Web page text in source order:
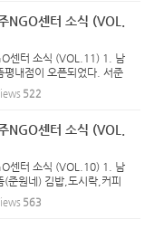
센터 소식 (VOL.
센터 소식 (VOL.11) 1. 남
내점이 오픈되었다. 서준
으뜸 1호점으로 평내점을
배달사업을 시작한다. 15
522
센터 소식 (VOL.
센터 소식 (VOL.10) 1. 남
준원네) 김밥,도시락,커피
NGO센터 인테리어 공사
후로 오픈하고, 메인시네마
563